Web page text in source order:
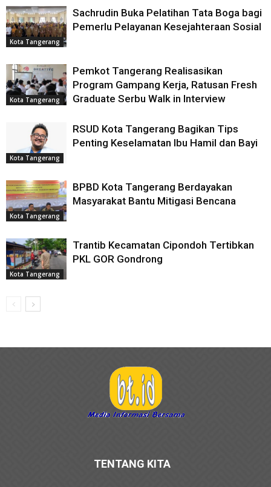
Kota Tangerang
Sachrudin Buka Pelatihan Tata Boga bagi
Pemerlu Pelayanan Kesejahteraan Sosial
Kota Tangerang
Pemkot Tangerang Realisasikan
Program Gampang Kerja, Ratusan Fresh
Graduate Serbu Walk in Interview
Kota Tangerang
RSUD Kota Tangerang Bagikan Tips
Penting Keselamatan Ibu Hamil dan Bayi
Kota Tangerang
BPBD Kota Tangerang Berdayakan
Masyarakat Bantu Mitigasi Bencana
Kota Tangerang
Trantib Kecamatan Cipondoh Tertibkan
PKL GOR Gondrong
TENTANG KITA